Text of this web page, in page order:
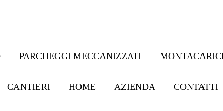
PARCHEGGI MECCANIZZATI
CANTIERI HOME AZIENDA CONTATTI